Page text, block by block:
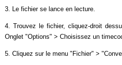
3. Le fichier se lance en lecture.
4. Trouvez le fichier, cliquez-droit
Onglet "Options" > Choisissez un
5. Cliquez sur le menu "Fichier" >